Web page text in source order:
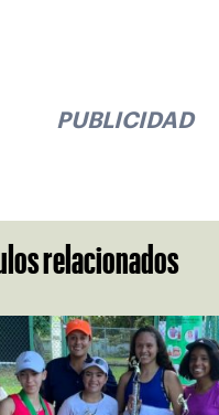
PUBLICIDAD
relacionados